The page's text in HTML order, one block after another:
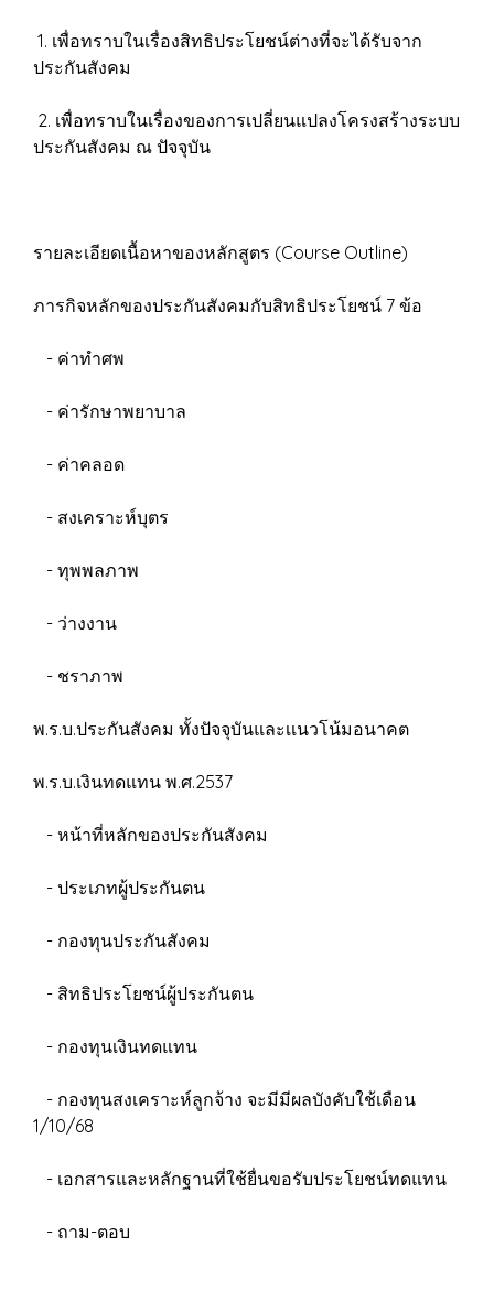
1. เพื่อทราบในเรื่องสิทธิประโยชน์ต่างที่จะได้รับจาก
ประกันสังคม
2. เพื่อทราบในเรื่องของการเปลี่ยนแปลงโครงสร้างระบบ
ประกันสังคม ณ ปัจจุบัน
รายละเอียดเนื้อหาของหลักสูตร (Course Outline)
ภารกิจหลักของประกันสังคมกับสิทธิประโยชน์ 7 ข้อ
- ค่าทำศพ
- ค่ารักษาพยาบาล
- ค่าคลอด
- สงเคราะห์บุตร
- ทุพพลภาพ
- ว่างงาน
- ชราภาพ
พ.ร.บ.ประกันสังคม ทั้งปัจจุบันและเเนวโน้มอนาคต
พ.ร.บ.เงินทดแทน พ.ศ.2537
- หน้าที่หลักของประกันสังคม
- ประเภทผู้ประกันตน
- กองทุนประกันสังคม
- สิทธิประโยชน์ผู้ประกันตน
- กองทุนเงินทดแทน
- กองทุนสงเคราะห์ลูกจ้าง จะมีมีผลบังคับใช้เดือน
1/10/68
- เอกสารและหลักฐานที่ใช้ยื่นขอรับประโยชน์ทดแทน
- ถาม-ตอบ